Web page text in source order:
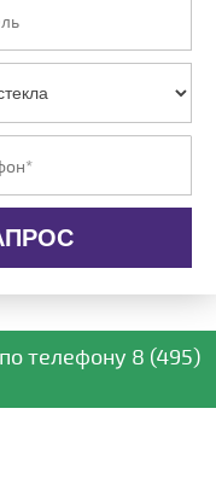
по телефону 8 (495)